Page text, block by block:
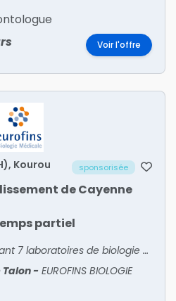
Voir l'offre
Kourou sponsorisée
de Cayenne
partiel
Labazur Guyane, exploitant 7 laboratoires de biologie médicale en Guyane, recherche un ou une biologiste pour son laboratoire de Kourou.Activité :o Ville + hôpital o Plateau technique c
Talon- EUROFINS BIOLOGIE